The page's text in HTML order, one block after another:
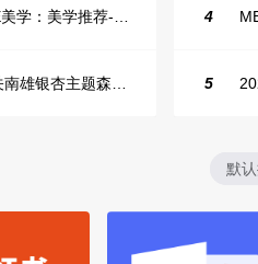
IME美学：美学推荐-飞猪旅行春节营销通案
韶关南雄银杏主题森林公园总体设计概念规划方案
4
5